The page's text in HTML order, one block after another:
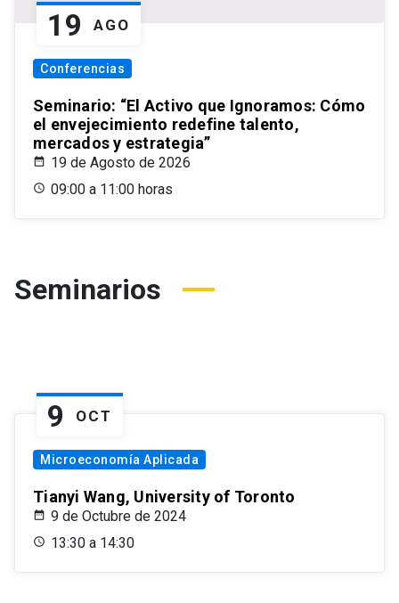
19 AGO
Conferencias
Seminario: “El Activo que Ignoramos: Cómo
el envejecimiento redefine talento,
mercados y estrategia”
19 de Agosto de 2026
09:00 a 11:00 horas
Seminarios
9 OCT
Microeconomía Aplicada
Tianyi Wang, University of Toronto
9 de Octubre de 2024
13:30 a 14:30